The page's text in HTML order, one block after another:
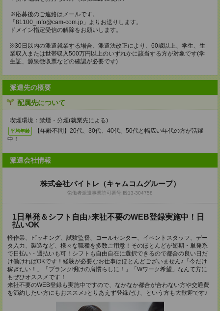
※応募後のご連絡はメールです。
「81100_info@cam-com.jp」よりお送りします。
ドメイン指定受信の解除をお願いします。
※30日以内の派遣就業する場合、派遣法改正により、60歳以上、学生、生
業収入または世帯収入500万円以上のいずれかに該当する方が対象です(学
生証、源泉徴収票などの確認が必要です)
派遣先の概要
配属先について
喫煙環境：禁煙・分煙(就業先による)
平均年齢
【年齢不問】20代、30代、40代、50代と幅広い年代の方が活躍
中！
派遣会社情報
株式会社バイトレ（キャムコムグループ）
労働者派遣事業許可番号:般13-304758
1日単発＆シフト自由♪来社不要のWEB登録実施中！日
払いOK
軽作業、ピッキング、試験監督、コールセンター、イベントスタッフ、デー
タ入力、製造など、様々な職種を多数ご用意！そのほとんどが短期・単発系
で日払い・週払いも可！シフトも自由自在に選択できるので都合の良い日だ
け働ければOKです！経験が必要なお仕事はほとんどございません♪「今だけ
稼ぎたい！」「ブランク明けの肩慣らしに！」「Wワーク希望」なんて方に
もぜひオススメです！
来社不要のWEB登録も実施中ですので、なかなか都合が合わない方や交通費
を節約したい方にもおススメ♪とりあえず登録だけ、という方も大歓迎です♪